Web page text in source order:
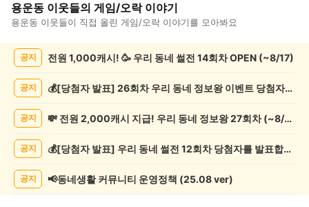
용운동 이웃들의 게임/오락이야기
용운동 이웃들이 직접 올린 게임/오락 이야기를 모아봐요
록
공지 전원 1,000캐시! 🥳 우리 동네 썰전 14회차 OPEN (~8/17)
공지 💰[당첨자 발표] 26회차 우리 동네 정보왕 이벤트 당첨자를 발표합니다!
공지 💸 전원 2,000캐시 지급! 우리 동네 정보왕 27회차 (~8/10)
공지 💰[당첨자 발표] 우리 동네 썰전 12회차 당첨자를 발표합니다!
공지 📢동네생활 커뮤니티 운영정책 (25.08 ver)